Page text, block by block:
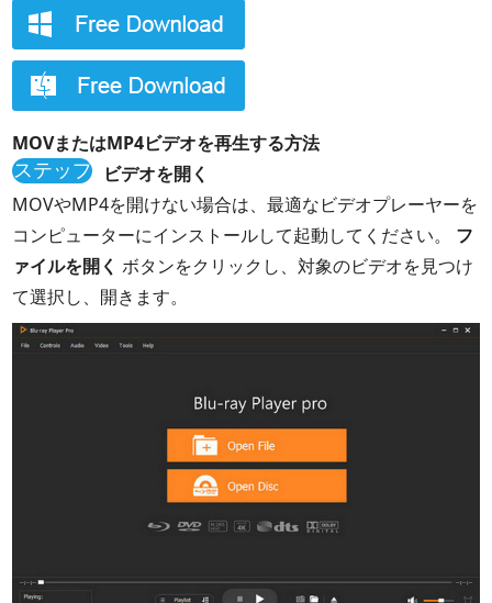
MOVまたはMP4ビデオを再生する方法
ステップ
1
ビデオを開く
MOVやMP4を開けない場合は、最適なビデオプレーヤーを
コンピューターにインストールして起動してください。 フ
ァイルを開く ボタンをクリックし、対象のビデオを見つけ
て選択し、開きます。